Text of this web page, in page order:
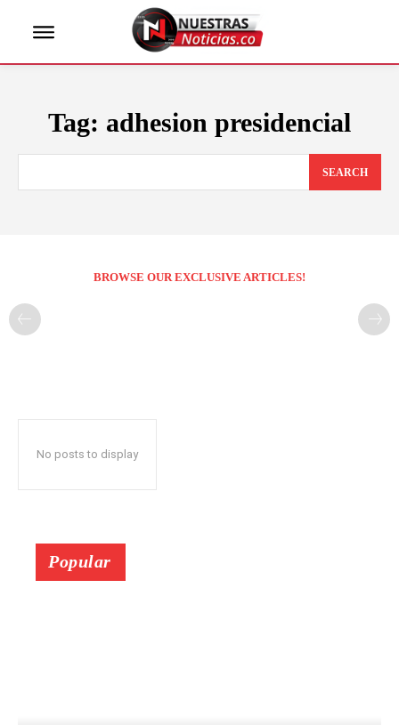
Tag: adhesion presidencial
SEARCH
BROWSE OUR EXCLUSIVE ARTICLES!
No posts to display
Popular